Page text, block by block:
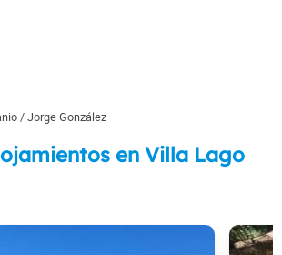
Jorge González
en Villa Lago